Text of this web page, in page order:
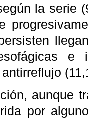
la serie
e
aunque
por